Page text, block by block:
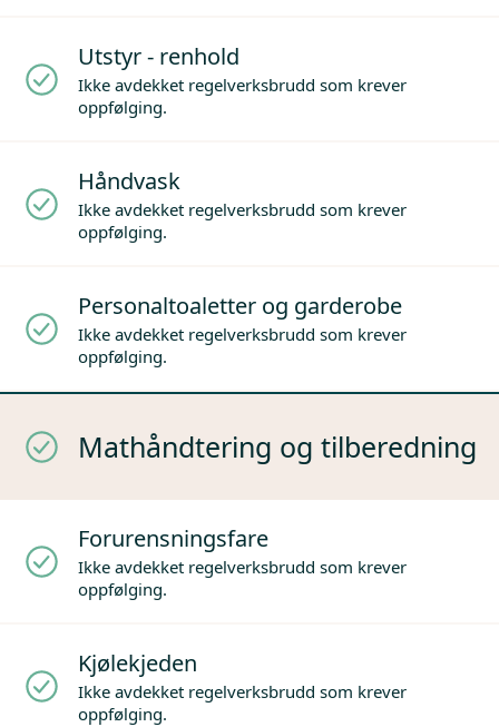
Utstyr - renhold
Ikke avdekket regelverksbrudd som krever
oppfølging.
Håndvask
Ikke avdekket regelverksbrudd som krever
oppfølging.
Personaltoaletter og garderobe
Ikke avdekket regelverksbrudd som krever
oppfølging.
Mathåndtering og tilberedning
Forurensningsfare
Ikke avdekket regelverksbrudd som krever
oppfølging.
Kjølekjeden
Ikke avdekket regelverksbrudd som krever
oppfølging.